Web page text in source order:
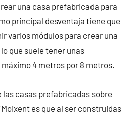
una casa prefabricada para
principal desventaja tiene que
varios módulos para crear una
que suele tener unas
4 metros por 8 metros.
las casas prefabricadas sobre
es que al ser construidas